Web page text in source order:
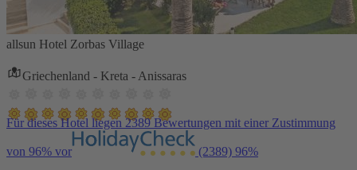
allsun Hotel Zorbas Village
Griechenland - Kreta - Anissaras
Für dieses Hotel liegen 2389 Bewertungen mit einer Zustimmung
von 96% vor (2389) 96%